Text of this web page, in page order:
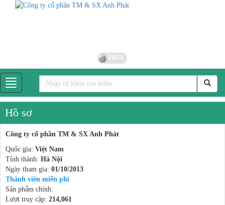
FREE
Hồ sơ
Công ty cổ phần TM & SX Anh Phát
Quốc gia: Việt Nam
Tỉnh thành: Hà Nội
Ngày tham gia: 01/10/2013
Thành viên miễn phí
Sản phẩm chính:
Lượt truy cập: 214,061